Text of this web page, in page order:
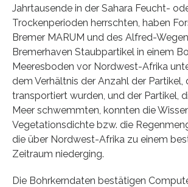
Jahrtausende in der Sahara Feucht-
Trockenperioden herrschten, haben
Bremer MARUM und des Alfred-
Bremerhaven Staubpartikel in einem
Meeresboden vor Nordwest-Afrika
dem Verhältnis der Anzahl der Partikel,
transportiert wurden, und der Partikel,
Meer schwemmten, konnten die
Vegetationsdichte bzw. die
die über Nordwest-Afrika zu einem
Zeitraum niederging.
Die Bohrkerndaten bestätigen